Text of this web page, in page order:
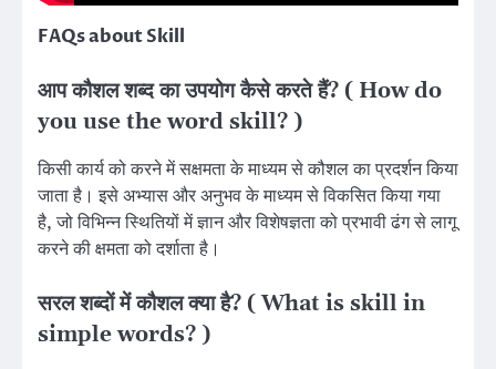
FAQs about Skill
आप कौशल शब्द का उपयोग कैसे करते हैं? ( How do
you use the word skill? )
किसी कार्य को करने में सक्षमता के माध्यम से कौशल का प्रदर्शन किया
जाता है। इसे अभ्यास और अनुभव के माध्यम से विकसित किया गया
है, जो विभिन्न स्थितियों में ज्ञान और विशेषज्ञता को प्रभावी ढंग से लागू
करने की क्षमता को दर्शाता है।
सरल शब्दों में कौशल क्या है? ( What is skill in
simple words? )